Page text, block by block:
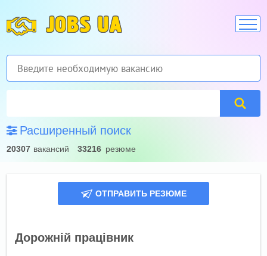
JOBS UA
Расширенный поиск
20307 вакансий 33216 резюме
ОТПРАВИТЬ РЕЗЮМЕ
Дорожній працівник